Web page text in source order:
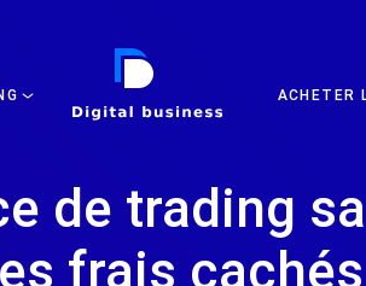
DIGITAL BUSINESS
ACHETER
de trading
frais